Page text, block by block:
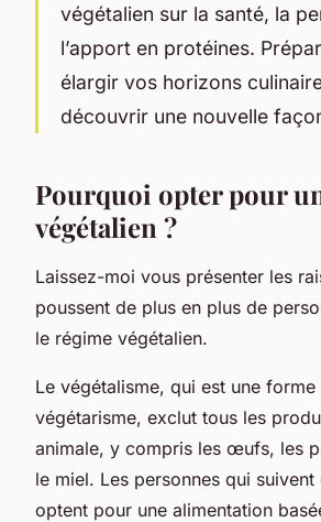
végétalien sur la santé, la
l’apport en protéines.
élargir vos horizons
découvrir une nouvelle
Pourquoi opter pour
végétalien ?
Laissez-moi vous présenter les
poussent de plus en plus de
le régime végétalien.
Le végétalisme, qui est une
végétarisme, exclut tous les
animale, y compris les œufs, les
le miel. Les personnes qui
optent pour une alimentation